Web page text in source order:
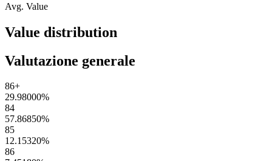
Avg. Value
Value distribution
Valutazione generale
86+
29.98000%
84
57.86850%
85
12.15320%
86